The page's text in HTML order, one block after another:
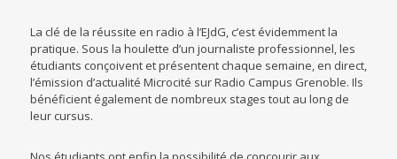
La clé de la réussite en radio à l’EJdG, c’est évidemment la
pratique. Sous la houlette d’un journaliste professionnel, les
étudiants conçoivent et présentent chaque semaine, en direct,
l’émission d’actualité Microcité sur Radio Campus Grenoble. Ils
bénéficient également de nombreux stages tout au long de
leur cursus.